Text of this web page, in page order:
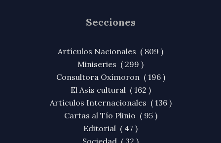
Secciones
Artículos Nacionales ( 809 )
Miniseries ( 299 )
Consultora Oxímoron ( 196 )
El Asís cultural ( 162 )
Artículos Internacionales ( 136 )
Cartas al Tío Plinio ( 95 )
Editorial ( 47 )